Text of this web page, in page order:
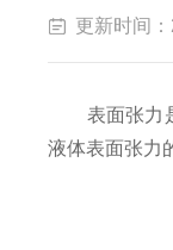
更新时间
表面张力是
液体表面张力